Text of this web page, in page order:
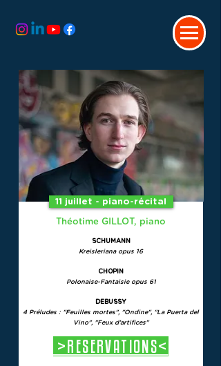
11 juillet - piano-récital
Théotime GILLOT, piano
SCHUMANN
Kreisleriana opus 16
CHOPIN
Polonaise-Fantaisie opus 61
DEBUSSY
4 Préludes : "Feuilles mortes", "Ondine", "La Puerta del
Vino", "Feux d'artifices"
>RESERVATIONS<